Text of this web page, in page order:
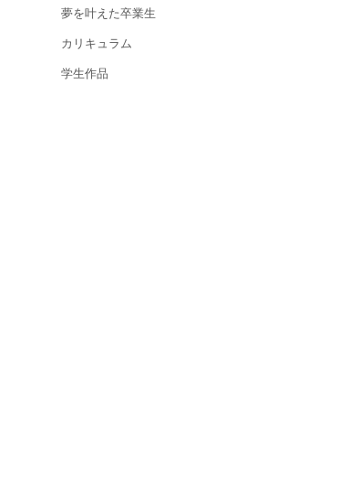
夢を叶えた卒業生
カリキュラム
学生作品